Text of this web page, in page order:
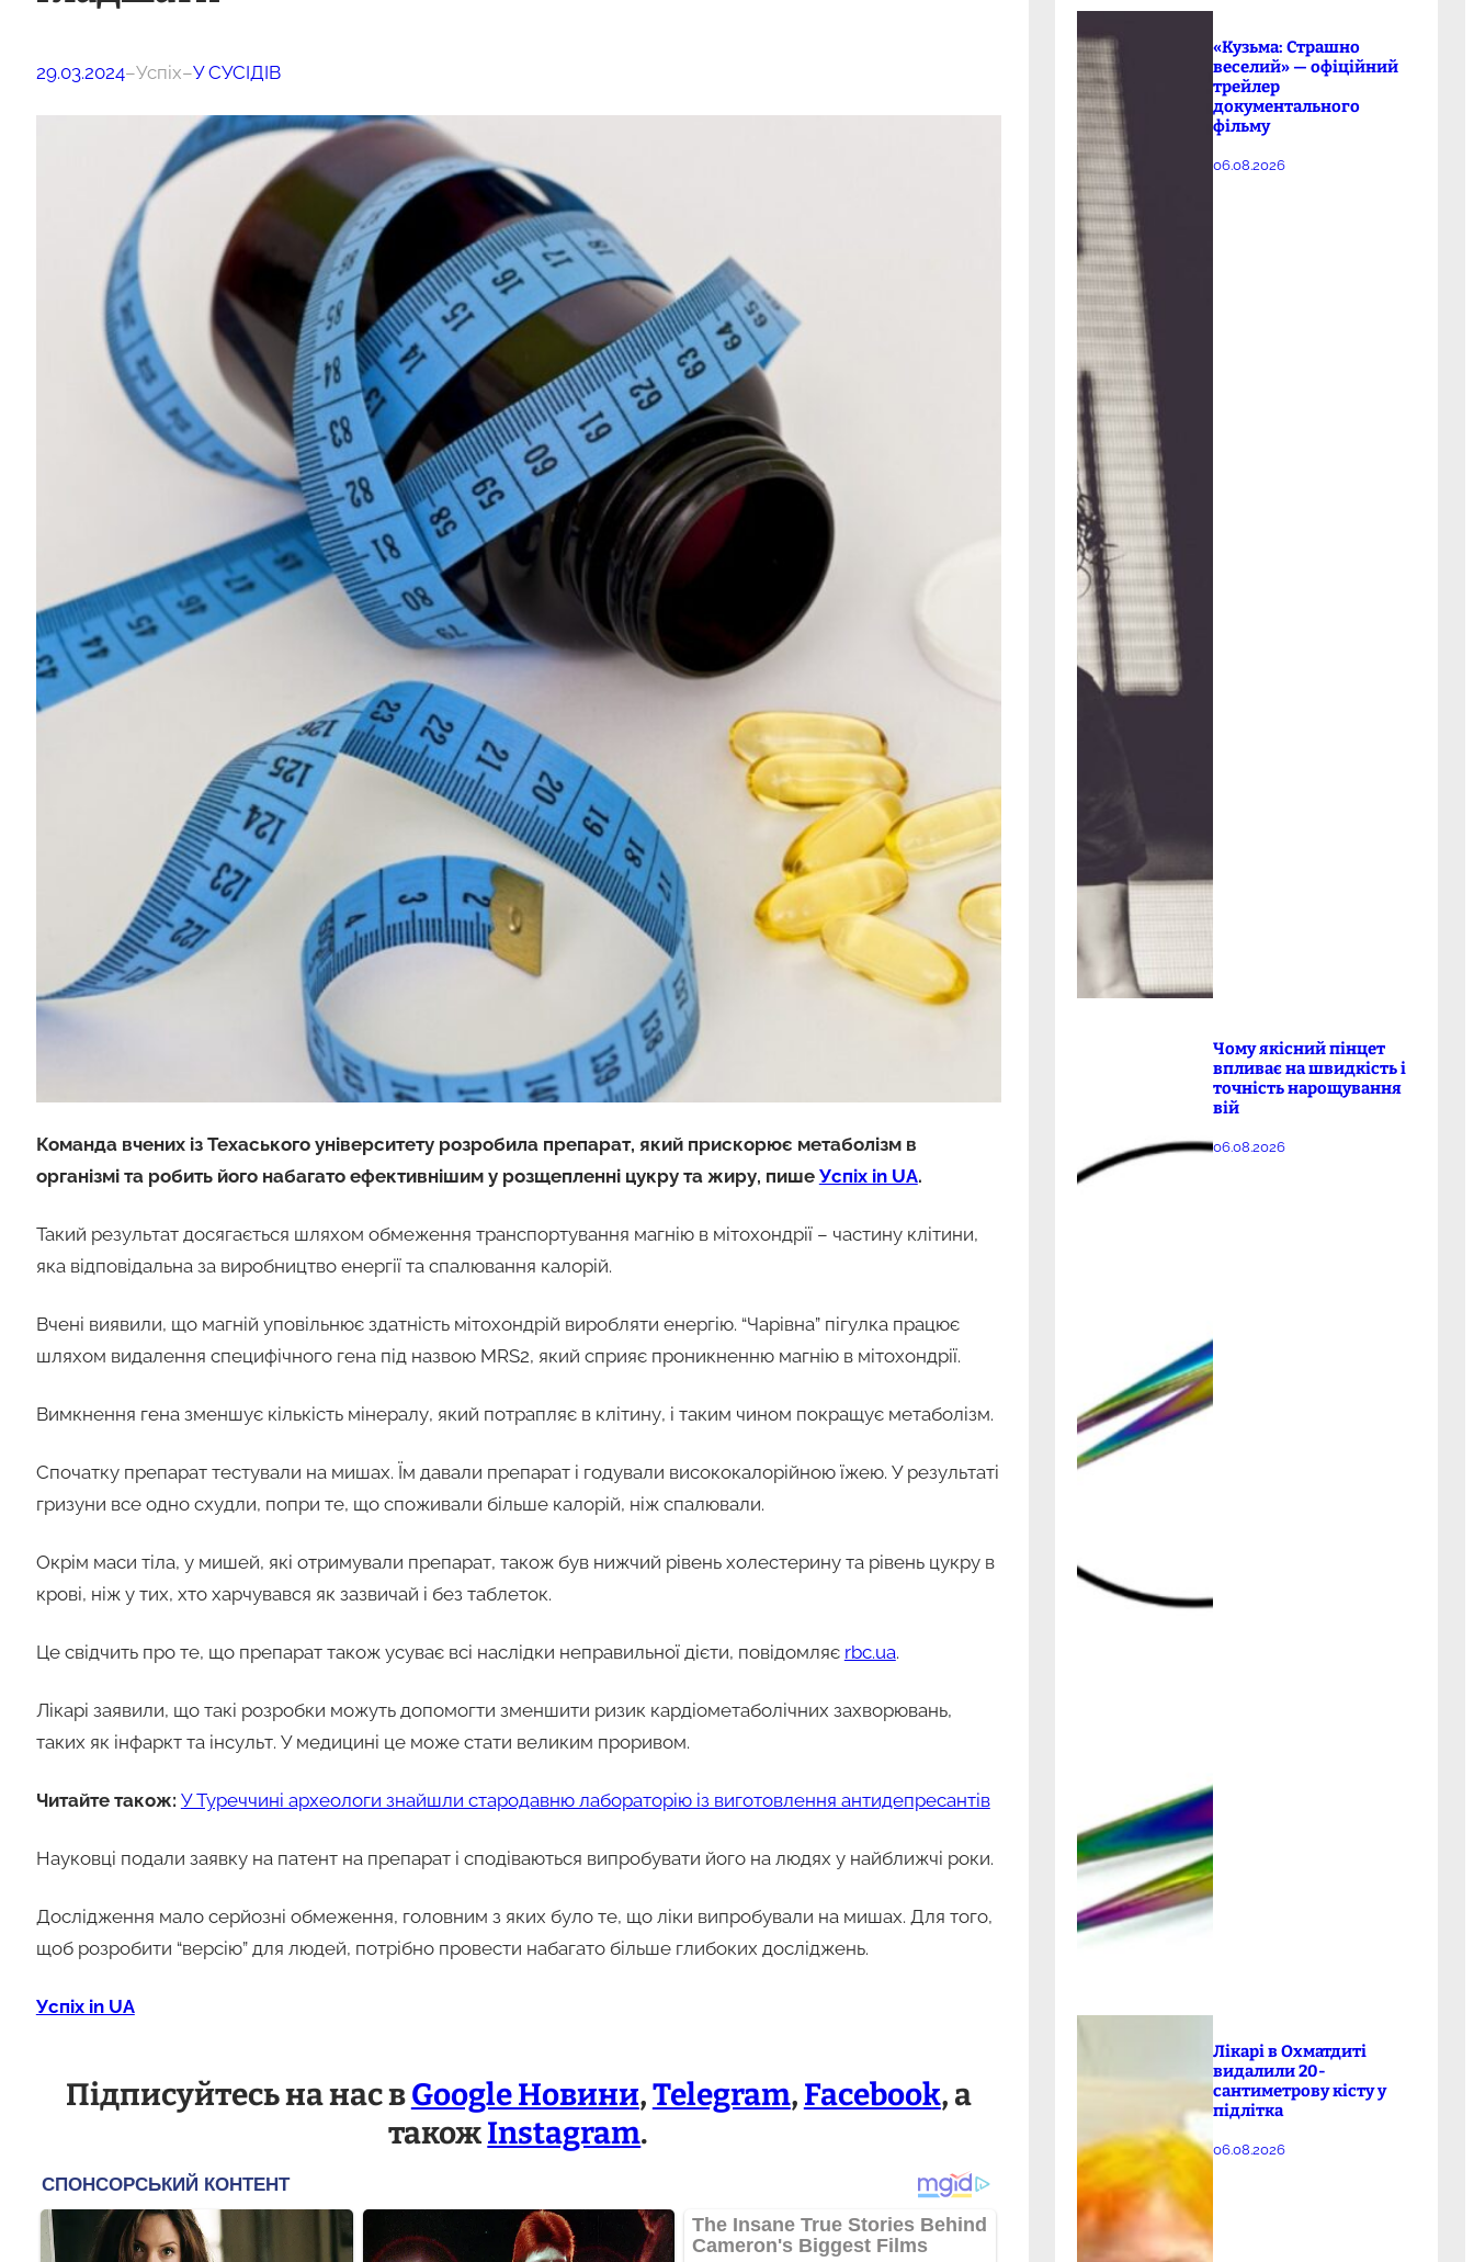
29.03.2024–Успіх–У СУСІДІВ
Команда вчених із Техаського університету розробила препарат, який прискорює метаболізм в
організмі та робить його набагато ефективнішим у розщепленні цукру та жиру, пише Успіх in UA.
Такий результат досягається шляхом обмеження транспортування магнію в мітохондрії – частину клітини,
яка відповідальна за виробництво енергії та спалювання калорій.
Вчені виявили, що магній уповільнює здатність мітохондрій виробляти енергію. “Чарівна” пігулка працює
шляхом видалення специфічного гена під назвою MRS2, який сприяє проникненню магнію в мітохондрії.
Вимкнення гена зменшує кількість мінералу, який потрапляє в клітину, і таким чином покращує метаболізм.
Спочатку препарат тестували на мишах. Їм давали препарат і годували висококалорійною їжею. У результаті
гризуни все одно схудли, попри те, що споживали більше калорій, ніж спалювали.
Окрім маси тіла, у мишей, які отримували препарат, також був нижчий рівень холестерину та рівень цукру в
крові, ніж у тих, хто харчувався як зазвичай і без таблеток.
Це свідчить про те, що препарат також усуває всі наслідки неправильної дієти, повідомляє rbc.ua.
Лікарі заявили, що такі розробки можуть допомогти зменшити ризик кардіометаболічних захворювань,
таких як інфаркт та інсульт. У медицині це може стати великим проривом.
Читайте також: У Туреччині археологи знайшли стародавню лабораторію із виготовлення антидепресантів
Науковці подали заявку на патент на препарат і сподіваються випробувати його на людях у найближчі роки.
Дослідження мало серйозні обмеження, головним з яких було те, що ліки випробували на мишах. Для того,
щоб розробити “версію” для людей, потрібно провести набагато більше глибоких досліджень.
Успіх in UA
Підписуйтесь на нас вGoogle Новини,Telegram, Facebook, а
такожInstagram.
«Кузьма: Страшно
веселий» — офіційний
трейлер
документального
фільму
06.08.2026
Чому якісний пінцет
впливає на швидкість і
точність нарощування
вій
06.08.2026
Лікарі в Охматдиті
видалили 20-
сантиметрову кісту у
підлітка
06.08.2026